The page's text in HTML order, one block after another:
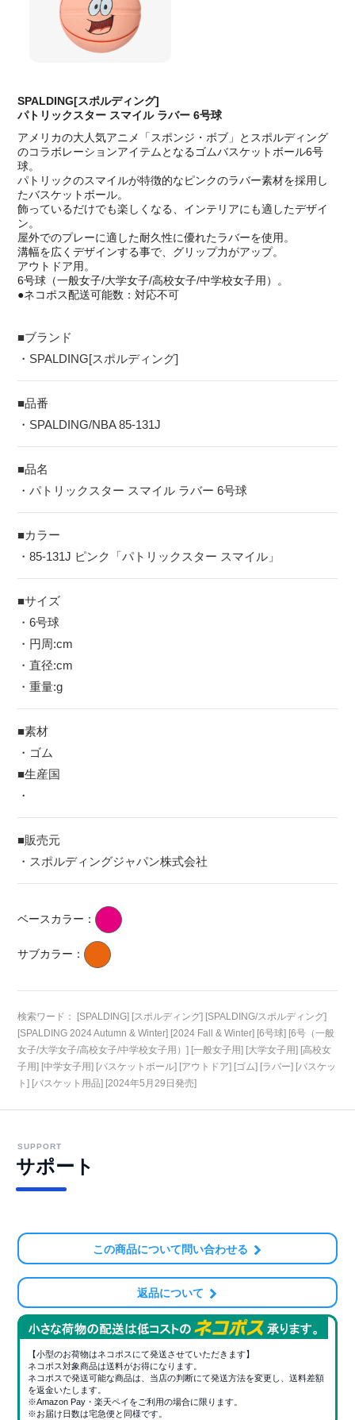
SPALDING[スポルディング]
パトリックスター スマイル ラバー 6号球
アメリカの大人気アニメ「スポンジ・ボブ」とスポルディング
のコラボレーションアイテムとなるゴムバスケットボール6号
球。
パトリックのスマイルが特徴的なピンクのラバー素材を採用し
たバスケットボール。
飾っているだけでも楽しくなる、インテリアにも適したデザイ
ン。
屋外でのプレーに適した耐久性に優れたラバーを使用。
溝幅を広くデザインする事で、グリップ力がアップ。
アウトドア用。
6号球（一般女子/大学女子/高校女子/中学校女子用）。
●ネコポス配送可能数：対応不可
■ブランド
・SPALDING[スポルディング]
■品番
・SPALDING/NBA 85-131J
■品名
・パトリックスター スマイル ラバー 6号球
■カラー
・85-131J ピンク「パトリックスター スマイル」
■サイズ
・6号球
・円周:cm
・直径:cm
・重量:g
■素材
・ゴム
■生産国
・
■販売元
・スポルディングジャパン株式会社
ベースカラー：
サブカラー：
検索ワード： [SPALDING] [スポルディング] [SPALDING/スポルディング]
[SPALDING 2024 Autumn & Winter] [2024 Fall & Winter] [6号球] [6号（一般
女子/大学女子/高校女子/中学校女子用）] [一般女子用] [大学女子用] [高校女
子用] [中学女子用] [バスケットボール] [アウトドア] [ゴム] [ラバー] [バスケッ
ト] [バスケット用品] [2024年5月29日発売]
SUPPORT
サポート
この商品について問い合わせる
返品について
【小型のお荷物はネコポスにて発送させていただきます】
ネコポス対象商品は送料がお得になります。
ネコポスで発送可能な商品は、当店の判断にて発送方法を変更し、送料差額
を返金いたします。
※Amazon Pay・楽天ペイをご利用の場合に限ります。
※お届け日数は宅急便と同様です。